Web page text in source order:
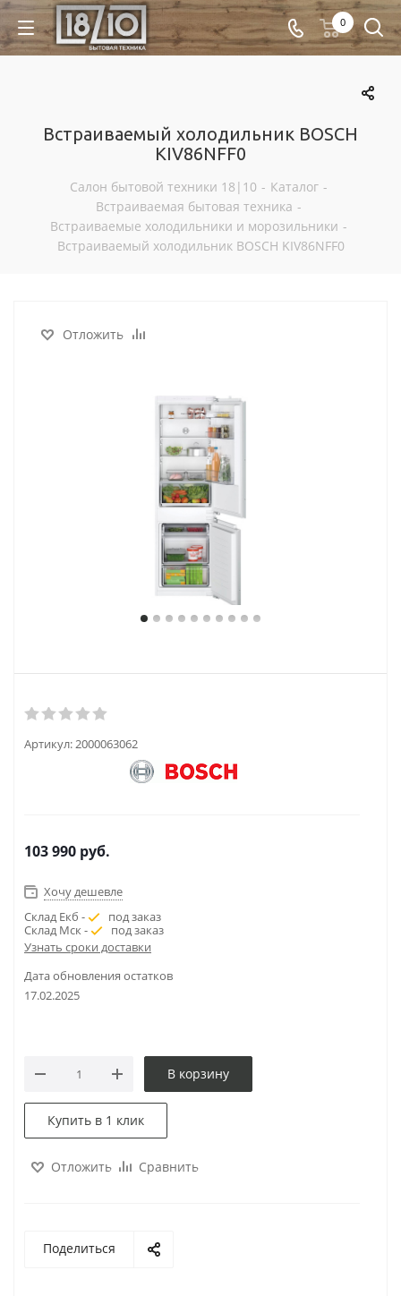
0
Встраиваемый холодильник BOSCH
KIV86NFF0
Салон бытовой техники 18|10 - Каталог -
Встраиваемая бытовая техника -
Встраиваемые холодильники и морозильники -
Встраиваемый холодильник BOSCH KIV86NFF0
Отложить
Артикул:2000063062
103 990 руб.
Хочу дешевле
Склад Екб -
под заказ
Склад Мск -
под заказ
Узнать сроки доставки
Дата обновления остатков
17.02.2025
В корзину
Купить в 1 клик
Отложить Сравнить
Поделиться